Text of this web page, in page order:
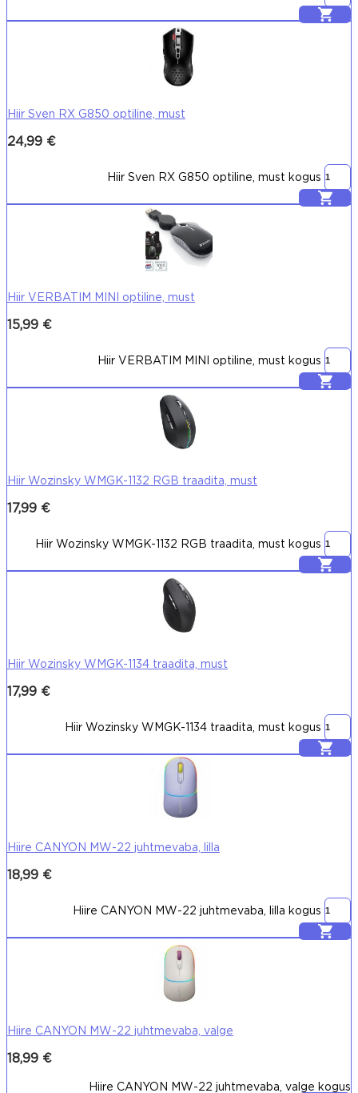
Lisa korvi
Hiir Sven RX G850 optiline, must
24,99 €
Hiir Sven RX G850 optiline, must kogus
Lisa korvi
Hiir VERBATIM MINI optiline, must
15,99 €
Hiir VERBATIM MINI optiline, must kogus
Lisa korvi
Hiir Wozinsky WMGK-1132 RGB traadita, must
17,99 €
Hiir Wozinsky WMGK-1132 RGB traadita, must kogus
Lisa korvi
Hiir Wozinsky WMGK-1134 traadita, must
17,99 €
Hiir Wozinsky WMGK-1134 traadita, must kogus
Lisa korvi
Hiire CANYON MW-22 juhtmevaba, lilla
18,99 €
Hiire CANYON MW-22 juhtmevaba, lilla kogus
Lisa korvi
Hiire CANYON MW-22 juhtmevaba, valge
18,99 €
Hiire CANYON MW-22 juhtmevaba, valge kogus